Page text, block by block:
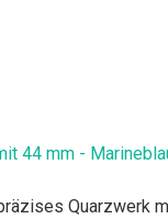
44 mm -
Quarzwerk